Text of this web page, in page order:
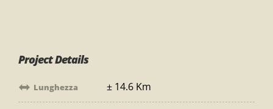
Project Details
Lunghezza ± 14.6 Km